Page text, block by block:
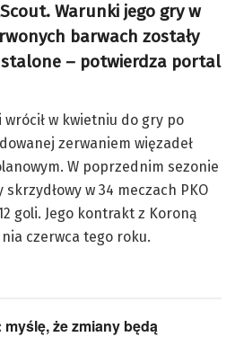
Warunki jego gry w
barwach zostały
– potwierdza portal
w kwietniu do gry po
zerwaniem więzadeł
W poprzednim sezonie
w 34 meczach PKO
goli. Jego kontrakt z Koroną
czerwca tego roku.
że zmiany będą